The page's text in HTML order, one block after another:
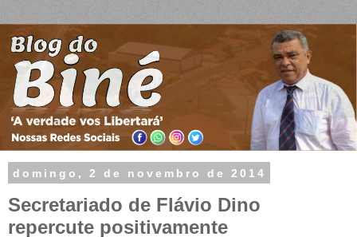
domingo, 2 de novembro de 2014
Secretariado de Flávio Dino
repercute positivamente